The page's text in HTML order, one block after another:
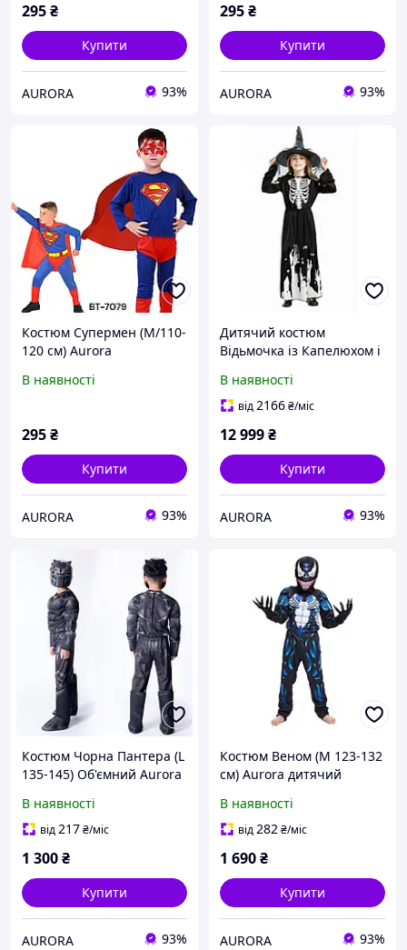
295₴
Купити
AURORA 93%
295₴
Купити
AURORA 93%
Костюм Супермен (М/110-
120 см) Aurora
В наявності
295₴
Купити
AURORA 93%
Дитячий костюм
Відьмочка із Капелюхом і
візерунком Aurora розмір
М
В наявності
від2166₴/міс
12 999₴
Купити
AURORA 93%
Костюм Чорна Пантера (L
135-145) Об'ємний Aurora
В наявності
від217₴/міс
1 300₴
Купити
AURORA 93%
Костюм Веном (М 123-132
см) Aurora дитячий
В наявності
від282₴/міс
1 690₴
Купити
AURORA 93%